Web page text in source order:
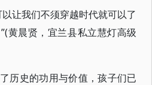
让我们不须穿越时代就可以了
晨贤，宜兰县私立慧灯高级
历史的功用与价值，孩子们已